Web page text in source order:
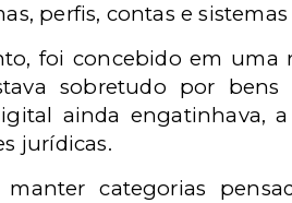
perfis, contas e
foi concebido em
sobretudo por
ainda engatinhava,
jurídicas.
manter categorias